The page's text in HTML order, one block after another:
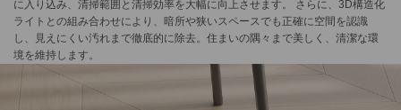
に入り込み、清掃範囲と清掃効率を大幅に向上させます。 さらに、3D構造化
ライトとの組み合わせにより、暗所や狭いスペースでも正確に空間を認識
し、見えにくい汚れまで徹底的に除去。住まいの隅々まで美しく、清潔な環
境を維持します。